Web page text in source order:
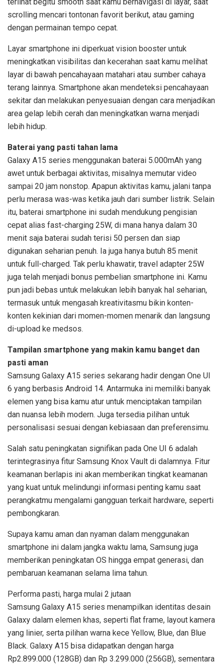
scrolling mencari tontonan favorit berikut, atau gaming
dengan permainan tempo cepat.
Layar smartphone ini diperkuat vision booster untuk
meningkatkan visibilitas dan kecerahan saat kamu melihat
layar di bawah pencahayaan matahari atau sumber cahaya
terang lainnya. Smartphone akan mendeteksi pencahayaan
sekitar dan melakukan penyesuaian dengan cara menjadikan
area gelap lebih cerah dan meningkatkan warna menjadi
lebih hidup.
Baterai yang pasti tahan lama
Galaxy A15 series menggunakan baterai 5.000mAh yang
awet untuk berbagai aktivitas, misalnya memutar video
sampai 20 jam nonstop. Apapun aktivitas kamu, jalani tanpa
perlu merasa was-was ketika jauh dari sumber listrik. Selain
itu, baterai smartphone ini sudah mendukung pengisian
cepat alias fast-charging 25W, di mana hanya dalam 30
menit saja baterai sudah terisi 50 persen dan siap
digunakan seharian penuh. Ia juga hanya butuh 85 menit
untuk full-charged. Tak perlu khawatir, travel adapter 25W
juga telah menjadi bonus pembelian smartphone ini. Kamu
pun jadi bebas untuk melakukan lebih banyak hal seharian,
termasuk untuk mengasah kreativitasmu bikin konten-
konten kekinian dari momen-momen menarik dan langsung
di-upload ke medsos.
Tampilan smartphone yang makin kamu banget dan
pasti aman
Samsung Galaxy A15 series sekarang hadir dengan One UI
6 yang berbasis Android 14. Antarmuka ini memiliki banyak
elemen yang bisa kamu atur untuk menciptakan tampilan
dan nuansa lebih modern. Juga tersedia pilihan untuk
personalisasi sesuai dengan kebiasaan dan preferensimu.
Salah satu peningkatan signifikan pada One UI 6 adalah
terintegrasinya fitur Samsung Knox Vault di dalamnya. Fitur
keamanan berlapis ini akan memberikan tingkat keamanan
yang kuat untuk melindungi informasi penting kamu saat
perangkatmu mengalami gangguan terkait hardware, seperti
pembongkaran.
Supaya kamu aman dan nyaman dalam menggunakan
smartphone ini dalam jangka waktu lama, Samsung juga
memberikan peningkatan OS hingga empat generasi, dan
pembaruan keamanan selama lima tahun.
Performa pasti, harga mulai 2 jutaan
Samsung Galaxy A15 series menampilkan identitas desain
Galaxy dalam elemen khas, seperti flat frame, layout kamera
yang linier, serta pilihan warna kece Yellow, Blue, dan Blue
Black. Galaxy A15 bisa didapatkan dengan harga
Rp2.899.000 (128GB) dan Rp 3.299.000 (256GB), sementara